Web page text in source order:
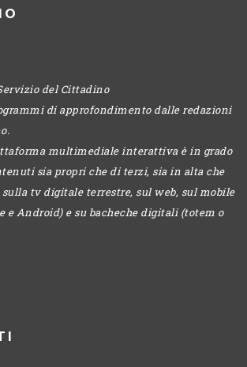
del Cittadino
di approfondimento dalle redazioni
multimediale interattiva è in grado
sia propri che di terzi, sia in alta che
tv digitale terrestre, sul web, sul mobile
e Android) e su bacheche digitali (totem o